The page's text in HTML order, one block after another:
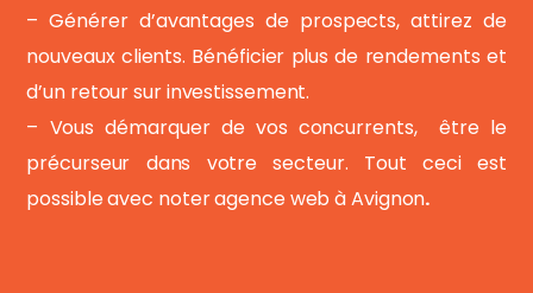
– Générer d’avantages de prospects, attirez de
nouveaux clients. Bénéficier plus de rendements et
d’un retour sur investissement.
– Vous démarquer de vos concurrents, être le
précurseur dans votre secteur. Tout ceci est
possible avec noter agence web à Avignon.